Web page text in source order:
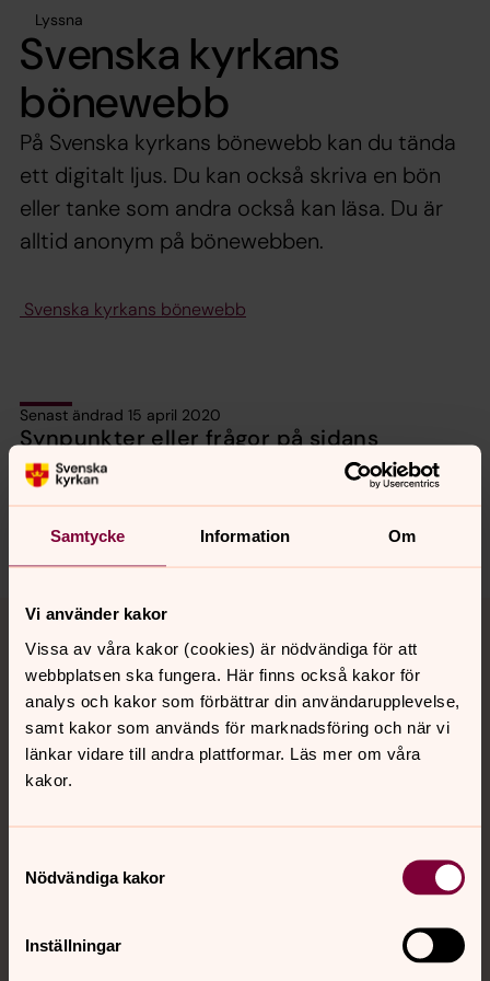
Samtycke Information Om
Vi använder kakor
Vissa av våra kakor (cookies) är nödvändiga för att
webbplatsen ska fungera. Här finns också kakor för
analys och kakor som förbättrar din användarupplevelse,
samt kakor som används för marknadsföring och när vi
länkar vidare till andra plattformar. Läs mer om våra
kakor.
Nödvändiga kakor
Inställningar
Lyssna
Svenska kyrkans
bönewebb
På Svenska kyrkans bönewebb kan du tända
ett digitalt ljus. Du kan också skriva en bön
eller tanke som andra också kan läsa. Du är
alltid anonym på bönewebben.
Svenska kyrkans bönewebb
Senast ändrad 15 april 2020
Synpunkter eller frågor på sidans
innehåll?
sondrum.vapno@svenskakyrkan.se
Dela
Tillbaka till toppen
Tillbaka till innehållet
Kontakt
Hitta snabbt
Sociala kanaler